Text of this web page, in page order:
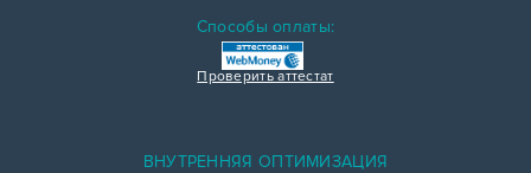
Способы оплаты:
Проверить аттестат
ВНУТРЕННЯЯ ОПТИМИЗАЦИЯ